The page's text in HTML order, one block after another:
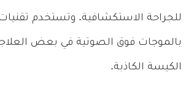
للجراحة الاستكشافية. وتستخدم تقنيات
بالموجات فوق الصوتية في بعض
الكيسة الكاذبة.